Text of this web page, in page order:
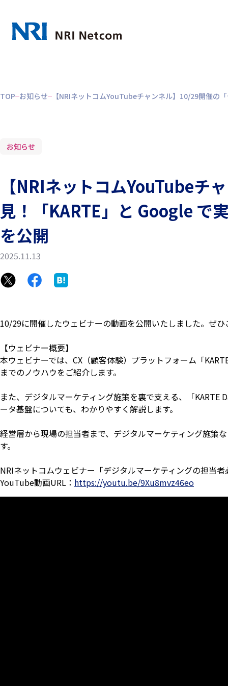
TOP お知らせ 【NRIネットコムYouTubeチャンネル】10/29開催の
お知らせ
【NRIネットコムYouTubeチ
見！「KARTE」と Google で
を公開
2025.11.13
10/29に開催したウェビナーの動画を公開いたしました。ぜ
【ウェビナー概要】
本ウェビナーでは、CX（顧客体験）プラットフォーム「
までのノウハウをご紹介します。
また、デジタルマーケティング施策を裏で支える、「
ータ基盤についても、わかりやすく解説します。
経営層から現場の担当者まで、デジタルマーケティング施策
す。
NRIネットコムウェビナー「デジタルマーケティングの担当
YouTube動画URL： https://youtu.be/9Xu8mvz46eo